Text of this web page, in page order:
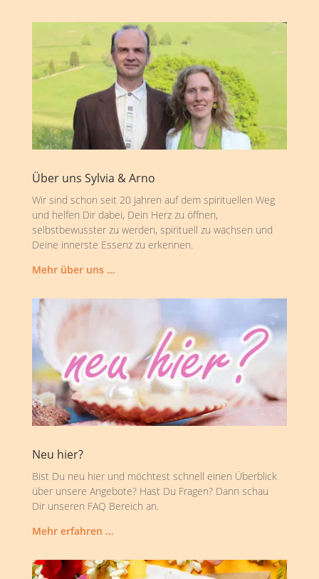
Über uns Sylvia & Arno
Wir sind schon seit 20 Jahren auf dem spirituellen Weg
und helfen Dir dabei, Dein Herz zu öffnen,
selbstbewusster zu werden, spirituell zu wachsen und
Deine innerste Essenz zu erkennen.
Mehr über uns …
Neu hier?
Bist Du neu hier und möchtest schnell einen Überblick
über unsere Angebote? Hast Du Fragen? Dann schau
Dir unseren FAQ Bereich an.
Mehr erfahren …